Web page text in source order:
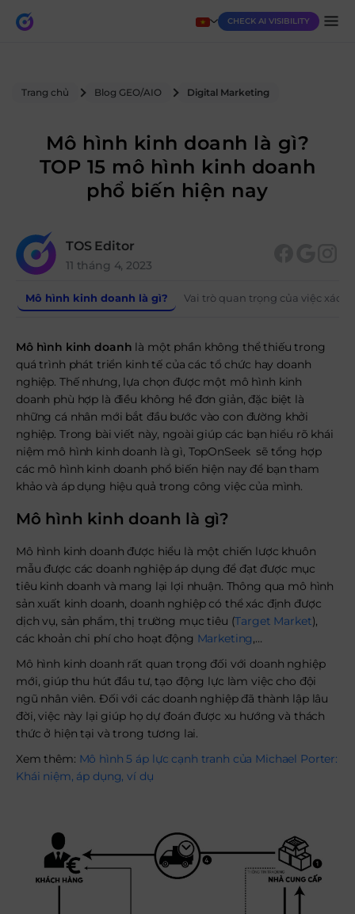
CHECK AI VISIBILITY
Trang chủ Blog GEO/AIO Digital Marketing
Mô hình kinh doanh là gì?
TOP 15 mô hình kinh doanh
phổ biến hiện nay
TOS Editor
11 tháng 4, 2023
Mô hình kinh doanh là gì? Vai trò quan trọng của việc xác
Mô hình kinh doanh là một phần không thể thiếu trong
quá trình phát triển kinh tế của các tổ chức hay doanh
nghiệp. Thế nhưng, lựa chọn được một mô hình kinh
doanh phù hợp là điều không hề đơn giản, đặc biệt là
những cá nhân mới bắt đầu bước vào con đường khởi
nghiệp. Trong bài viết này, ngoài giúp các bạn hiểu rõ khái
niệm mô hình kinh doanh là gì, TopOnSeek sẽ tổng hợp
các mô hình kinh doanh phổ biến hiện nay để bạn tham
khảo và áp dụng hiệu quả trong công việc của mình.
Mô hình kinh doanh là gì?
Mô hình kinh doanh được hiểu là một chiến lược khuôn
mẫu được các doanh nghiệp áp dụng để đạt được mục
tiêu kinh doanh và mang lại lợi nhuận. Thông qua mô hình
sản xuất kinh doanh, doanh nghiệp có thể xác định được
dịch vụ, sản phẩm, thị trường mục tiêu (Target Market),
các khoản chi phí cho hoạt động Marketing,…
Mô hình kinh doanh rất quan trọng đối với doanh nghiệp
mới, giúp thu hút đầu tư, tạo động lực làm việc cho đội
ngũ nhân viên. Đối với các doanh nghiệp đã thành lập lâu
đời, việc này lại giúp họ dự đoán được xu hướng và thách
thức ở hiện tại và trong tương lai.
Xem thêm: Mô hình 5 áp lực cạnh tranh của Michael Porter:
Khái niệm, áp dụng, ví dụ